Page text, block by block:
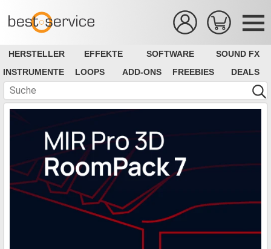
HERSTELLER EFFEKTE SOFTWARE
SOUND FX
INSTRUMENTE
LOOPS ADD-ONS FREEBIES DEALS